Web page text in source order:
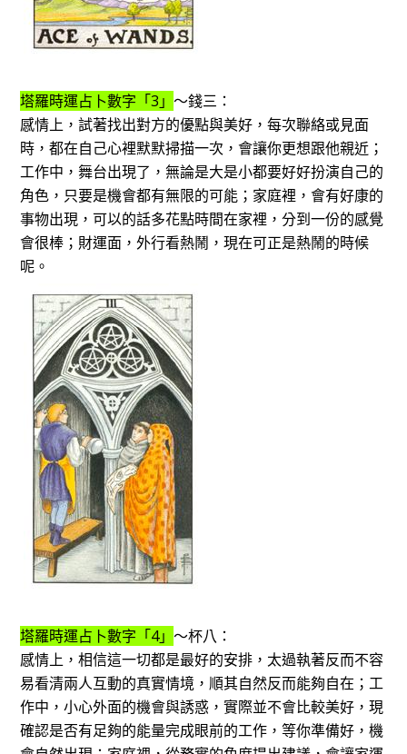
塔羅時運占卜數字「3」 ～錢三：
感情上，試著找出對方的優點與美好，每次聯絡或見面
時，都在自己心裡默默掃描一次，會讓你更想跟他親近；
工作中，舞台出現了，無論是大是小都要好好扮演自己的
角色，只要是機會都有無限的可能；家庭裡，會有好康的
事物出現，可以的話多花點時間在家裡，分到一份的感覺
會很棒；財運面，外行看熱鬧，現在可正是熱鬧的時候
呢。
塔羅時運占卜數字「4」 ～杯八：
感情上，相信這一切都是最好的安排，太過執著反而不容
易看清兩人互動的真實情境，順其自然反而能夠自在；工
作中，小心外面的機會與誘惑，實際並不會比較美好，現
確認是否有足夠的能量完成眼前的工作，等你準備好，機